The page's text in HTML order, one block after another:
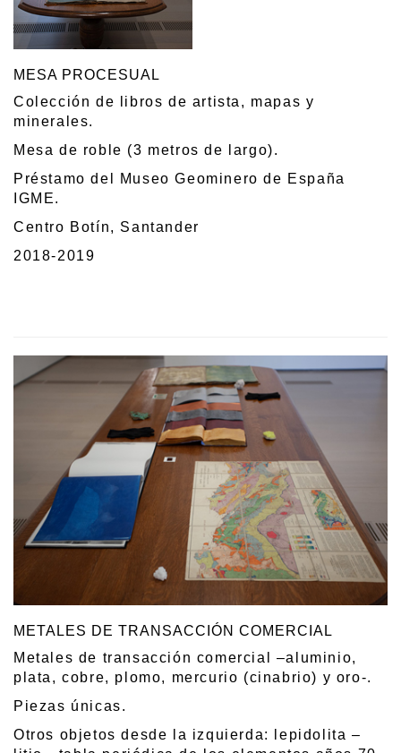
MESA PROCESUAL
Colección de libros de artista, mapas y
minerales.
Mesa de roble (3 metros de largo).
Préstamo del Museo Geominero de España
IGME.
Centro Botín, Santander
2018-2019
METALES DE TRANSACCIÓN COMERCIAL
Metales de transacción comercial –aluminio,
plata, cobre, plomo, mercurio (cinabrio) y oro-.
Piezas únicas.
Otros objetos desde la izquierda: lepidolita –